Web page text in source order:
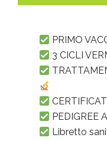
PRIMO
3 CICLI
PEDIGREE
Libretto